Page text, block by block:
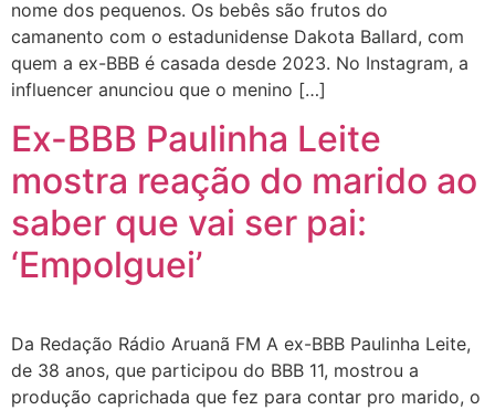
nome dos pequenos. Os bebês são frutos do
camanento com o estadunidense Dakota Ballard, com
quem a ex-BBB é casada desde 2023. No Instagram, a
influencer anunciou que o menino […]
Ex-BBB Paulinha Leite
mostra reação do marido ao
saber que vai ser pai:
‘Empolguei’
Da Redação Rádio Aruanã FM A ex-BBB Paulinha Leite,
de 38 anos, que participou do BBB 11, mostrou a
produção caprichada que fez para contar pro marido, o